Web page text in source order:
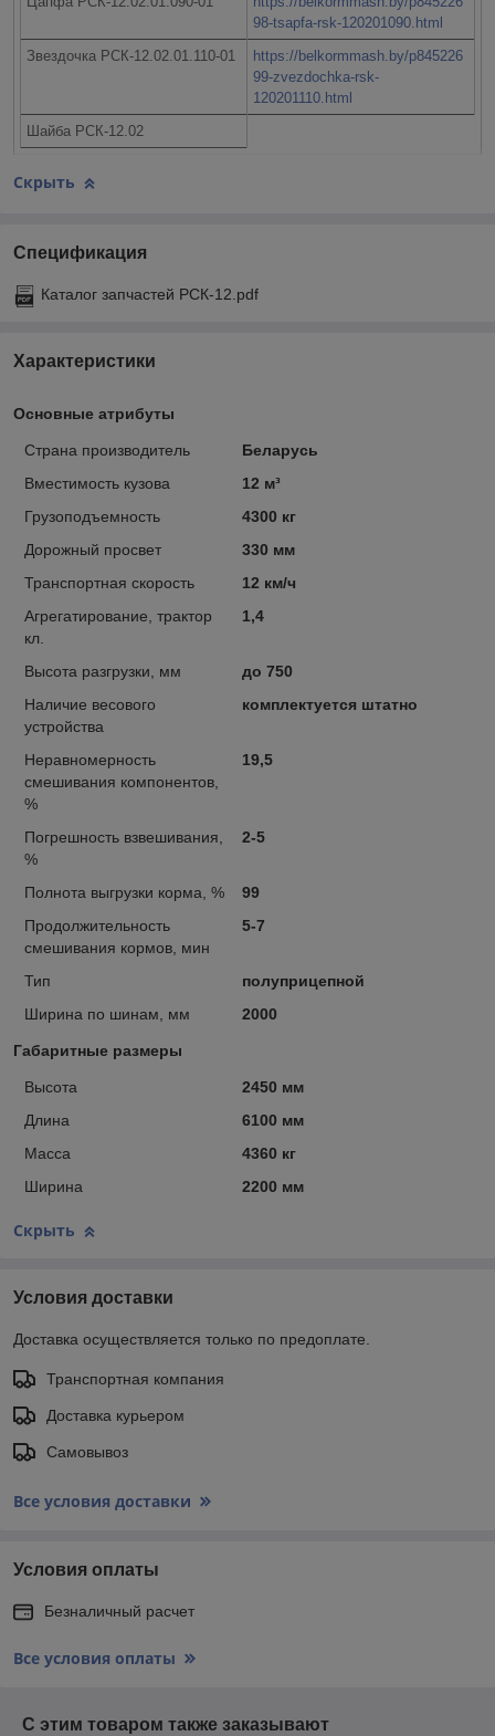
98-tsapfa-rsk-120201090.html
Звездочка РСК-12.02.01.110-01
https://belkormmash.by/p845226
99-zvezdochka-rsk-
120201110.html
Шайба РСК-12.02
Скрыть
Спецификация
Каталог запчастей РСК-12.pdf
Характеристики
Основные атрибуты
Страна производитель
Беларусь
Вместимость кузова
12 м³
Грузоподъемность
4300 кг
Дорожный просвет
330 мм
Транспортная скорость
12 км/ч
Агрегатирование, трактор
кл.
1,4
Высота разгрузки, мм
до 750
Наличие весового
устройства
комплектуется штатно
Неравномерность
смешивания компонентов,
%
19,5
Погрешность взвешивания,
%
2-5
Полнота выгрузки корма, %
99
Продолжительность
смешивания кормов, мин
5-7
Тип
полуприцепной
Ширина по шинам, мм
2000
Габаритные размеры
Высота
2450 мм
Длина
6100 мм
Масса
4360 кг
Ширина
2200 мм
Скрыть
Условия доставки
Доставка осуществляется только по предоплате.
Транспортная компания
Доставка курьером
Самовывоз
Все условия доставки
Условия оплаты
Безналичный расчет
Все условия оплаты
С этим товаром также заказывают